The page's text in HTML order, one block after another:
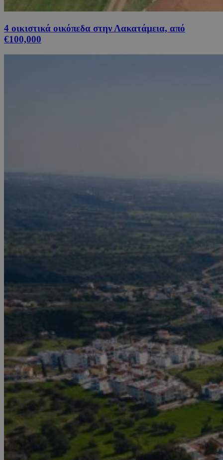
4 οικιστικά οικόπεδα στην Λακατάμεια, από
€100,000